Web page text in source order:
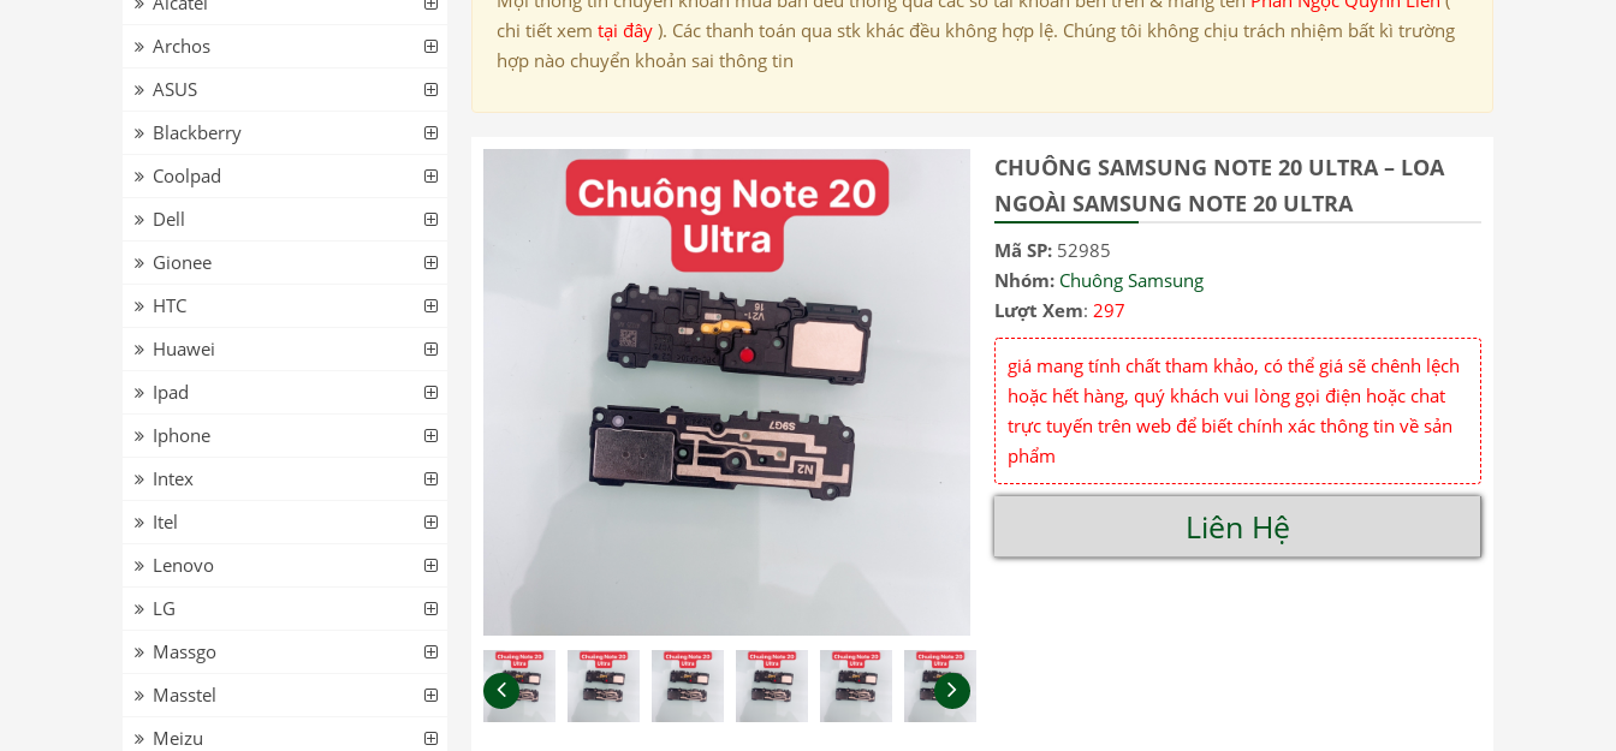
chi tiết xem tại đây ). Các thanh toán qua stk khác đều không hợp lệ. Chúng tôi không chịu trách nhiệm bất kì trường
hợp nào chuyển khoản sai thông tin
CHUÔNG SAMSUNG NOTE 20 ULTRA – LOA
NGOÀI SAMSUNG NOTE 20 ULTRA
Mã SP: 52985
Nhóm: Chuông Samsung
Lượt Xem: 297
giá mang tính chất tham khảo, có thể giá sẽ chênh lệch
hoặc hết hàng, quý khách vui lòng gọi điện hoặc chat
trực tuyến trên web để biết chính xác thông tin về sản
phẩm
Liên Hệ
Archos
ASUS
Blackberry
Coolpad
Dell
Gionee
HTC
Huawei
Ipad
Iphone
Intex
Itel
Lenovo
LG
Massgo
Masstel
Meizu